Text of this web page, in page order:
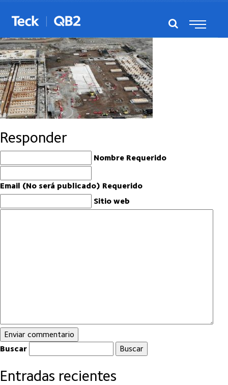
teck-enero-1
Responder
Nombre Requerido
Email (No será publicado) Requerido
Sitio web
Buscar
Entradas recientes